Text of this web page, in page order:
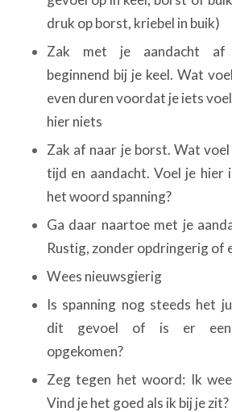
druk op borst, kriebel in buik)
Zak met je aandacht af
beginnend bij je keel. Wat
even duren voordat je iets
hier niets
Zak af naar je borst. Wat
tijd en aandacht. Voel je hier
het woord spanning?
Ga daar naartoe met je
Rustig, zonder opdringerig of
Wees nieuwsgierig
Is spanning nog steeds het
dit gevoel of is er een
opgekomen?
Zeg tegen het woord: Ik
Vind je het goed als ik bij je zit?